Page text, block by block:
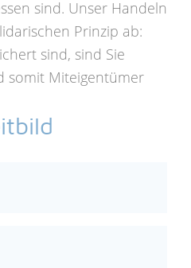
sind. Unser Handeln
Prinzip ab:
sind, sind Sie
somit Miteigentümer